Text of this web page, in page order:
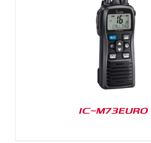
IC-M73EURO